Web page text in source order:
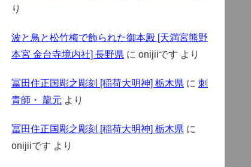
り
波と鳥と松竹梅で飾られた御本殿 [天満宮熊野
本宮 金台寺境内社] 長野県 に onijiiです より
冨田住正国彫之彫刻 [稲荷大明神] 栃木県 に 刺
青師・ 龍元 より
冨田住正国彫之彫刻 [稲荷大明神] 栃木県 に
onijiiです より